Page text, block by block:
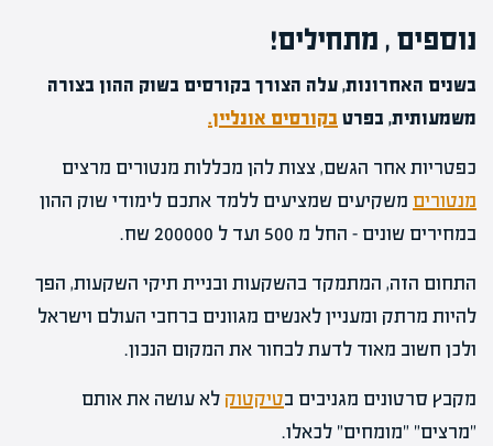
נוספים , מתחילים!
בשנים האחרונות, עלה הצורך בקורסים בשוק ההון בצורה
משמעותית, בפרט בקורסים אונליין.
כפטריות אחר הגשם, צצות להן מכללות מנטורים מרצים
מנטורים משקיעים שמציעים ללמד אתכם לימודי שוק ההון
במחירים שונים – החל מ 500 ועד ל 200000 שח.
התחום הזה, המתמקד בהשקעות ובניית תיקי השקעות, הפך
להיות מרתק ומעניין לאנשים מגוונים ברחבי העולם וישראל
ולכן חשוב מאוד לדעת לבחור את המקום הנכון.
מקבץ סרטונים מגניבים בטיקטוק לא עושה את אותם
"מרצים" "מומחים" לכאלו.